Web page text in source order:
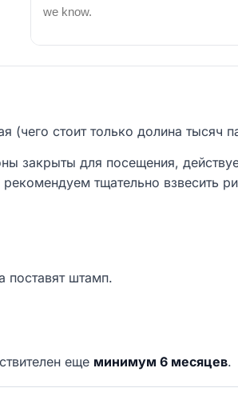
(чего стоит только долина тысяч
закрыты для посещения,
тщательно взвесить
поставят штамп.
еще минимум 6 месяцев.